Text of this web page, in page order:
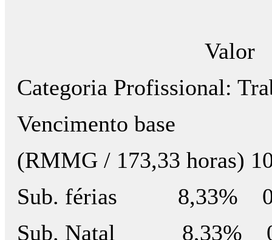
Valor
Categoria
Vencimento base
(RMMG / 173,33 horas)
Sub. férias 8,33%
Sub. Natal 8,33%